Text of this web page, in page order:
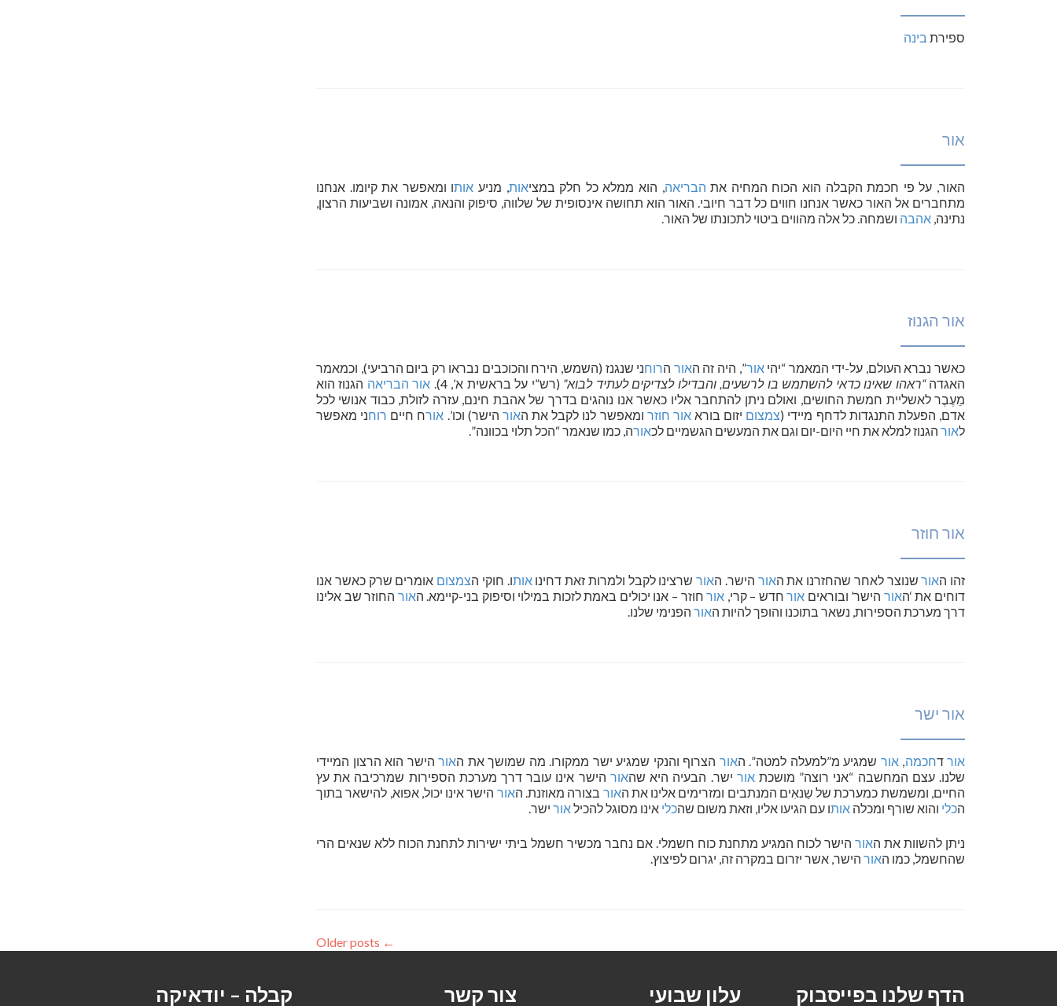
ספירת בינה
אור
האור, על פי חכמת הקבלה הוא הכוח המחיה את הבריאה, הוא ממלא כל חלק במציאות, מניע אותו ומאפשר את קיומו. אנחנו
מתחברים אל האור כאשר אנחנו חווים כל דבר חיובי. האור הוא תחושה אינסופית של שלווה, סיפוק והנאה, אמונה ושביעות הרצון,
נתינה, אהבה ושמחה. כל אלה מהווים ביטוי לתכונתו של האור.
אור הגנוז
כאשר נברא העולם, על-ידי המאמר “יהיאור”, היה זה האור הרוחני שנגנז (השמש, הירח והכוכבים נבראו רק ביום הרביעי), וכמאמר
האגדה“ראהו שאינו כדאי להשתמש בו לרשעים, והבדילו לצדיקים לעתיד לבוא” (רש”י על בראשית א’, 4). אור הבריאה הגנוז הוא
מֵעֶבֶר לאשליית חמשת החושים, ואולם ניתן להתחבר אליו כאשר אנו נוהגים בדרך של אהבת חינם, עזרה לזולת, כבוד אנושי לכל
אדם, הפעלת התנגדות לדחף מיידי (צמצום יזום בוראאור חוזר ומאפשר לנו לקבל את האור הישר) וכו’. אורח חיים רוחני מאפשר
לאור הגנוז למלא את חיי היום-יום וגם את המעשים הגשמיים לכאורה, כמו שנאמר “הכל תלוי בכוונה”.
אור חוזר
זהו האורשנוצר לאחר שהחזרנו את האור הישר. האור שרצינו לקבל ולמרות זאת דחינואותו. חוקי הצמצום אומרים שרק כאשר אנו
דוחים את ‘האור הישר’ ובוראים אורחדש – קרי, אורחוזר – אנו יכולים באמת לזכות במילוי וסיפוק בני-קיימא. האור החוזר שב אלינו
דרך מערכת הספירות, נשאר בתוכנו והופך להיות האור הפנימי שלנו.
אור ישר
אורדחכמה,אור שמגיע מ”למעלה למטה”. האור הצרוף והנקי שמגיע ישר ממקורו. מה שמושך את האורהישר הוא הרצון המיידי
שלנו. עצם המחשבה “אני רוצה” מושכתאור ישר. הבעיה היא שהאור הישר אינו עובר דרך מערכת הספירות שמרכיבה את עץ
החיים, ומשמשת כמערכת של שַנאִים המנתבים ומזרימים אלינו את האור בצורה מאוזנת. האור הישר אינו יכול, אפוא, להישאר בתוך
הכלי והוא שורף ומכלה אותו עם הגיעו אליו, וזאת משום שהכלי אינו מסוגל להכילאור ישר.
ניתן להשוות את האור הישר לכוח המגיע מתחנת כוח חשמלי. אם נחבר מכשיר חשמל ביתי ישירות לתחנת הכוח ללא שנאים הרי
שהחשמל, כמו האור הישר, אשר יזרום במקרה זה, יגרום לפיצוץ.
←
קבלה – יודאיקה צור קשר עלון שבועי הדף שלנו בפייסבוק